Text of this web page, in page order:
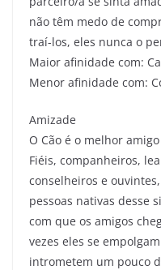
não têm medo de
traí-los, eles nunca o
Maior afinidade com:
Menor afinidade com:
Amizade
O Cão é o melhor
Fiéis, companheiros,
conselheiros e
pessoas nativas desse
com que os amigos
vezes eles se
intrometem um pouco